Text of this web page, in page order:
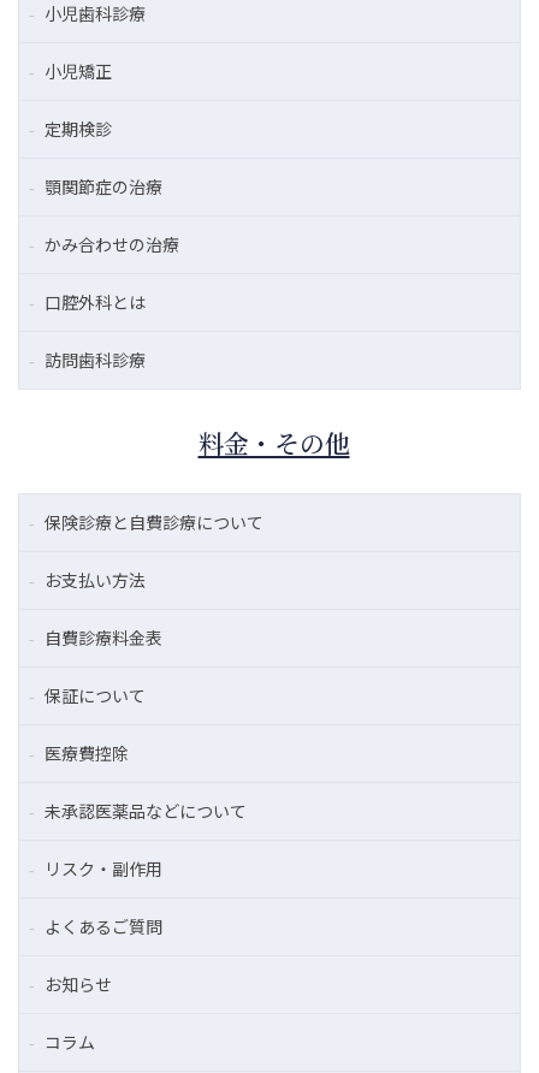
小児歯科診療
小児矯正
定期検診
顎関節症の治療
かみ合わせの治療
口腔外科とは
訪問歯科診療
料金・その他
保険診療と自費診療について
お支払い方法
自費診療料金表
保証について
医療費控除
未承認医薬品などについて
リスク・副作用
よくあるご質問
お知らせ
コラム